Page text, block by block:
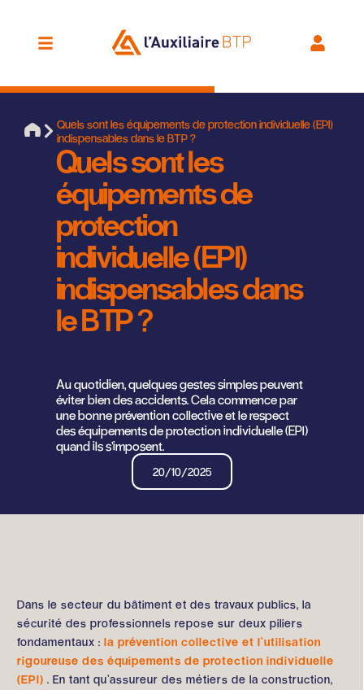
Quels sont les équipements de protection individuelle (EPI)
indispensables dans le BTP ?
Quels sont les
équipements de
protection
individuelle (EPI)
indispensables dans
le BTP ?
Au quotidien, quelques gestes simples peuvent
éviter bien des accidents. Cela commence par
une bonne prévention collective et le respect
des équipements de protection individuelle (EPI)
quand ils s’imposent.
20/10/2025
Dans le secteur du bâtiment et des travaux publics, la
sécurité des professionnels repose sur deux piliers
fondamentaux :la prévention collective et l’utilisation
rigoureuse des équipements de protection individuelle
(EPI) . En tant qu’assureur des métiers de la construction,